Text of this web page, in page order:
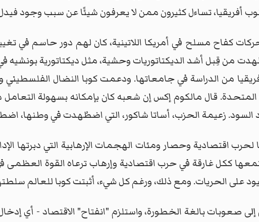
أفريقيا، تساءل كثيرون ممن لا يعرفون شيئًا عن سبب وجود
كفاح مسلح في أمريكا اللاتينية، كان لهم دور حاسم في
من قِبل أشد الديكتاتوريات وحشية، مثل ديكتاتورية بونشيه
من الدراسة في جامعاتها. ودعمت كوبا النضال
المتحدة. قال مالكوم إكس إن شعبه كان بإمكانه بسهولة التعامل
السود. زعيمة الحزب، أساتا شاكور، التي اضطُهدت في وطنها،
اقتصادية وحصار ومئات الهجمات الإرهابية التي دبرتها
ككل غارقة في حرب اقتصادية وإرهاب ترعاه القوة العظمى
على الحريات. ومع ذلك، ورغم كل شيء، أثبتت كوبا للعالم
إلى صعوبات بالغة الخطورة، واستلزم "انفتاح" الاقتصاد - أي